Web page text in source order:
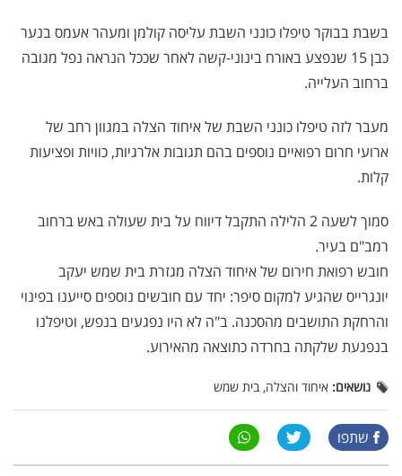
בשבת בבוקר טיפלו כונני השבת עליסה קולמן ומעהר אעמס בנער
כבן 15 שנפצע באורח בינוני-קשה לאחר שככל הנראה נפל מגובה
ברחוב העלייה.
מעבר לזה טיפלו כונני השבת של איחוד הצלה במגוון רחב של
ארועי חרום רפואיים נוספים בהם תגובות אלרגיות, כוויות ופציעות
קלות.
סמוך לשעה 2 הלילה התקבל דיווח על בית שעולה באש ברחוב
רמב"ם בעיר.
חובש רפואת חירום של איחוד הצלה מגזרת בית שמש יעקב
יונגרייס שהגיע למקום סיפר: יחד עם חובשים נוספים סייענו בפינוי
והרחקת התושבים מהסכנה. ב"ה לא היו נפגעים בנפש, וטיפלנו
בנפגעת שלקתה בחרדה כתוצאה מהאירוע.
נושאים: איחוד והצלה, בית שמש
שתפו